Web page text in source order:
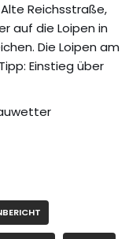
Reichsstraße,
auf die Loipen in
Die Loipen am
Einstieg über